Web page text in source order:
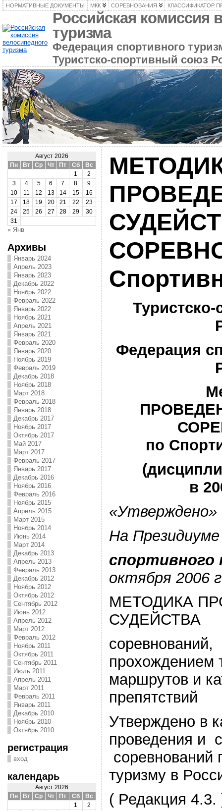
НОРМАТИВНЫЕ ДОКУМЕНТЫ МКК СОРЕВНОВАНИЯ КЛАССИФИКАТОР
Российская комиссия
туризма
Федерация спортивного
Туристско-спортивный союз
Август 2026
Пн
Вт Ср Чт Пт Сб
Вс
1
2
3
4 5 6 7 8
9
10
11 12 13 14 15
16
17
18 19 20 21 22
23
24
25 26 27 28 29
30
31
« Янв
Архивы
Январь 2024
Апрель 2023
Январь 2023
Декабрь 2022
Ноябрь 2022
Февраль 2022
Январь 2022
Ноябрь 2021
Апрель 2021
Январь 2021
Февраль 2020
Январь 2020
Ноябрь 2019
Февраль 2019
Декабрь 2018
Ноябрь 2018
Март 2018
Февраль 2018
Январь 2018
Декабрь 2017
Ноябрь 2017
Октябрь 2017
Май 2017
Март 2017
Февраль 2017
Январь 2017
Декабрь 2016
Ноябрь 2016
Февраль 2016
Ноябрь 2015
Апрель 2015
Март 2015
Ноябрь 2014
Июнь 2014
Март 2014
Декабрь 2013
Апрель 2013
Февраль 2013
Декабрь 2012
Ноябрь 2012
Октябрь 2012
Сентябрь 2012
Июнь 2012
Апрель 2012
Март 2012
Февраль 2012
Ноябрь 2011
Октябрь 2011
Сентябрь 2011
Июль 2011
Апрель 2011
Март 2011
Февраль 2011
Январь 2011
Декабрь 2010
Ноябрь 2010
Октябрь 2010
регистрация
вход
календарь
Август 2026
Пн
Вт Ср Чт Пт Сб
Вс
1
2
Федерация
по
в
«Утверждено»
На
спортивного
октября 2006
МЕТОДИКА
СУДЕЙСТВА
соревнований,
прохождением
маршрутов и
препятствий
Утверждено в
проведения и
соревнований
туризму в
( Редакция 4.3.